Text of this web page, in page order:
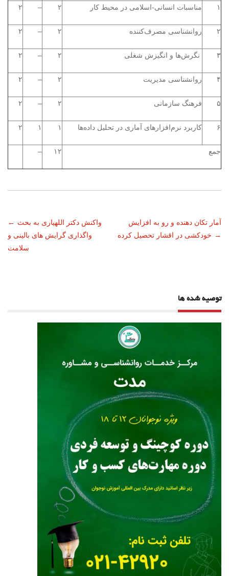
۱ مناسبات انسانی-اسلامی در محیط کار ۲ – ۲
۲ روانشناسی مصرف‌کننده ۲ – ۲
۳ نگرش‌ها و انگیزش شغلی ۲ – ۲
۴ روانشناسی مدیریت ۲ – ۲
۵ فرهنگ سازمانی ۲ – ۲
۶ کاربرد نرم‌افزارهای آماری در تحلیل داده‌ها ۱ ۱ ۲
جمع ۱۲ –
ناوبری
نوشته
← واکنش دکتر اللهیاری به بحث
واگذاری گرایش های بالینی و
سلامت
آمار تکان دهنده و رو به افزایش
خودکشی در اقشار تحصیل کرده →
توصیه شده ها